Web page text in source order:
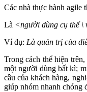
Các nhà thực hành agile
Là <người dùng cụ thể \
Ví dụ: Là quản trị của
Trong cách thể hiện
một người dùng bất kì;
cầu của khách hàng,
giúp nhóm nhanh chóng